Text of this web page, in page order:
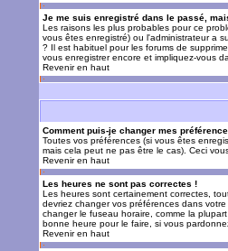
Je me suis enregistré dans le passé,
Les raisons les plus probables pour ce
vous êtes enregistré) ou l'administrateur a
? Il est habituel pour les forums de
vous enregistrer encore et impliquez-vous
Revenir en haut
Comment puis-je changer mes
Toutes vos préférences (si vous êtes
mais cela peut ne pas être le cas). Ceci
Revenir en haut
Les heures ne sont pas correctes !
Les heures sont certainement correctes,
devriez changer vos préférences dans
changer le fuseau horaire, comme la
bonne heure pour le faire, si vous
Revenir en haut